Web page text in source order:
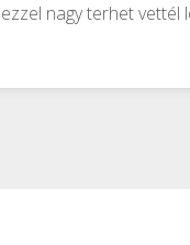
nagy terhet vettél